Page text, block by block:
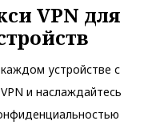
VPN для
устройстве с
и наслаждайтесь